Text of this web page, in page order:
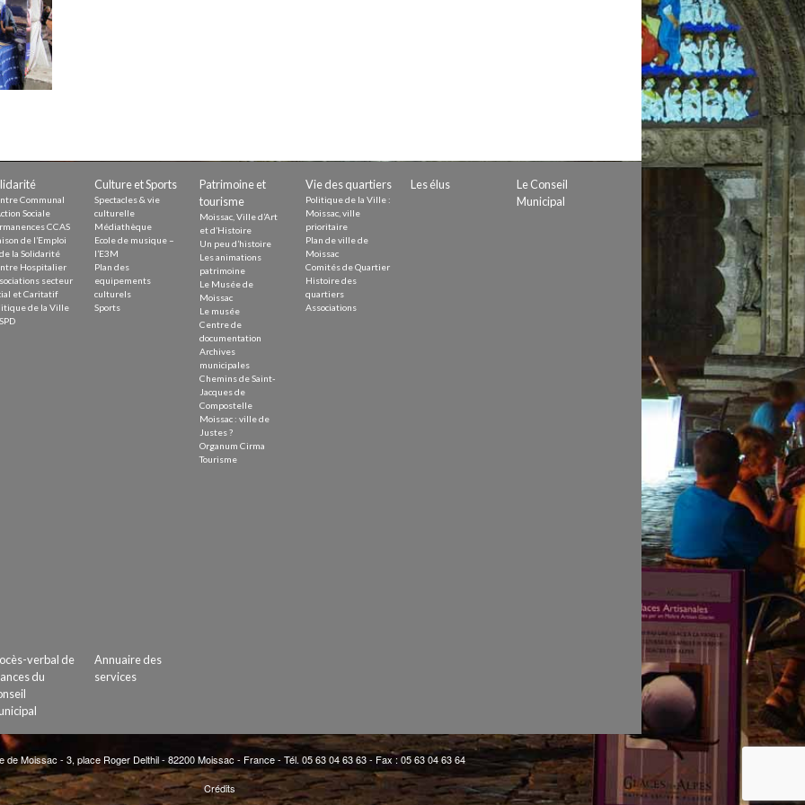
durable
Communal
Sociale
CCAS
de l’Emploi
la Solidarité
Hospitalier
secteur
et Caritatif
de la Ville
Culture et Sports
Spectacles & vie
culturelle
Médiathèque
Ecole de musique –
l’E3M
Plan des
equipements
culturels
Sports
Patrimoine et
tourisme
Moissac, Ville d’Art
et d’Histoire
Un peu d’histoire
Les animations
patrimoine
Le Musée de
Moissac
Le musée
Centre de
documentation
Archives
municipales
Chemins de Saint-
Jacques de
Compostelle
Moissac : ville de
Justes ?
Organum Cirma
Tourisme
Vie des quartiers
Politique de la Ville :
Moissac, ville
prioritaire
Plan de ville de
Moissac
Comités de Quartier
Histoire des
quartiers
Associations
Les élus
Le Conseil
Municipal
verbal de
du
Annuaire des
services
de Moissac - 3, place Roger Delthil - 82200 Moissac - France - Tél. 05 63 04 63 63 - Fax : 05 63 04 63 64
Crédits